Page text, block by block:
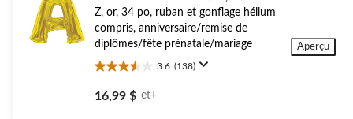
Z, or, 34 po, ruban et gonflage hélium
compris, anniversaire/remise de
diplômes/fête prénatale/mariage
3.6 (138)
3.6
étoile(s)
sur
16,99 $ et+
Aperçu